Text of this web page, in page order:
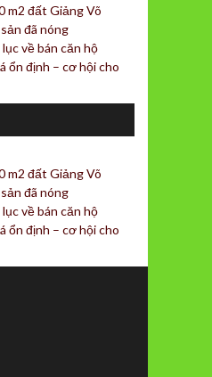
m2 đất Giảng Võ
đã nóng
về bán căn hộ
ổn định – cơ hội cho
m2 đất Giảng Võ
đã nóng
về bán căn hộ
ổn định – cơ hội cho